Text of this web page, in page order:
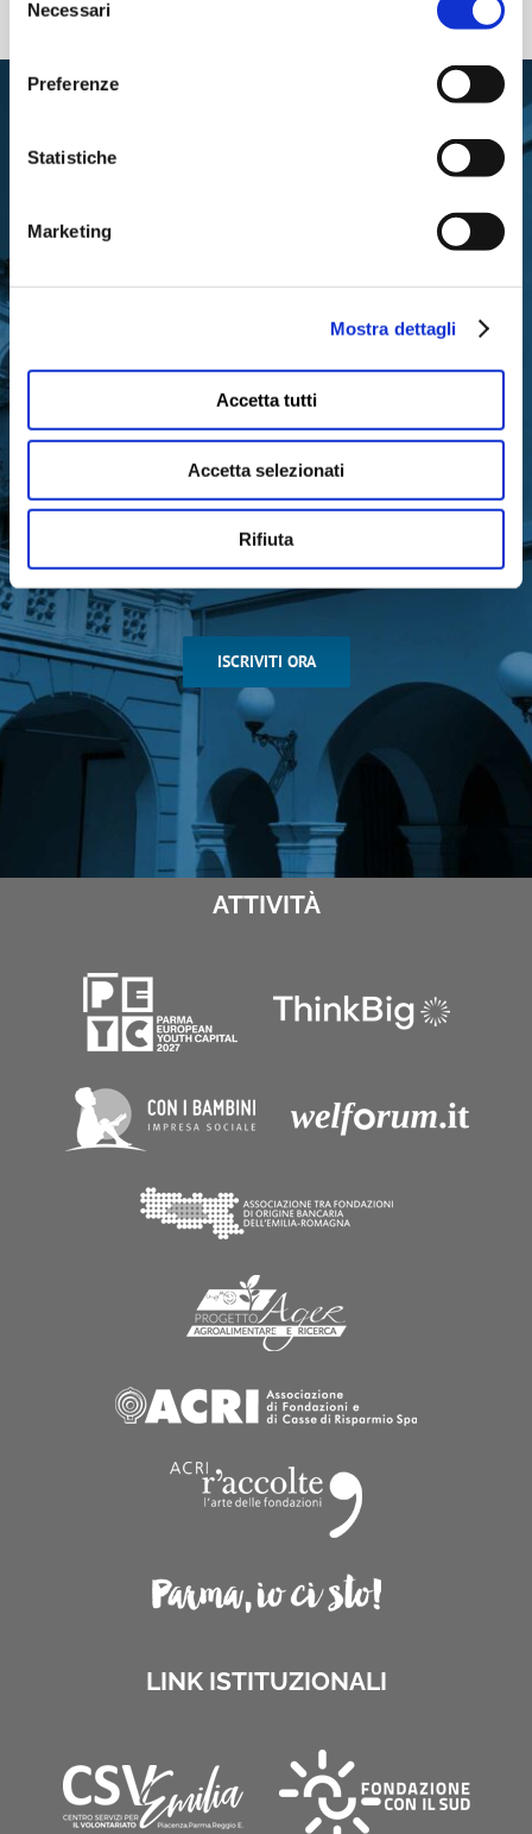
delNecessari
Preferenze
Statistiche
Marketing
Mostra dettagli
Accetta tutti
Accetta selezionati
Rifiuta
RIMANI IN CONTATTO CON
LA FONDAZIONE
Iscriviti gratuitamente alla nostra newsletter
per ricevere gli aggiornamenti
sull’attività di Fondazione Cariparma
ISCRIVITI ORA
ATTIVITÀ
LINK ISTITUZIONALI